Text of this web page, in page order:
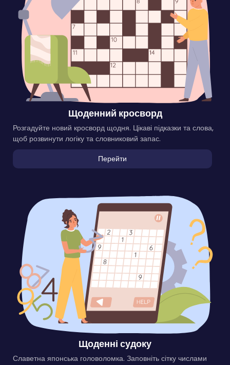
Щоденний кросворд
Розгадуйте новий кросворд щодня. Цікаві підказки та слова,
щоб розвинути логіку та словниковий запас.
Перейти
Щоденні судоку
Славетна японська головоломка. Заповніть сітку числами